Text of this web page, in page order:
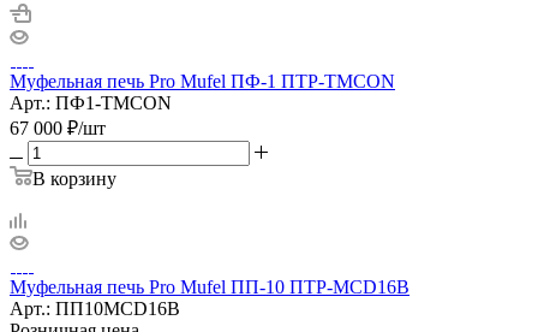
Муфельная печь Pro Mufel ПФ-1 ПТР-TMCON
Арт.: ПФ1-TMCON
67 000 ₽/шт
В корзину
Муфельная печь Pro Mufel ПП-10 ПТР-MCD16B
Арт.: ПП10MCD16B